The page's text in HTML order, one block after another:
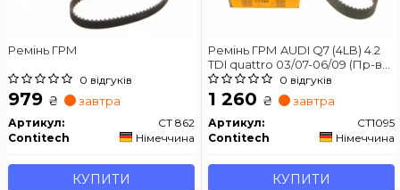
Ремінь ГРМ
0 відгуків
979 ₴ завтра
Артикул:
CT 862
Contitech
Німеччина
КУПИТИ
Ремінь ГРМ AUDI Q7 (4LB) 4.2
TDI quattro 03/07-06/09 (Пр-во
Contitech)
0 відгуків
1 260 ₴ завтра
Артикул:
CT1095
Contitech
Німеччина
КУПИТИ